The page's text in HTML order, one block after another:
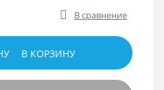
В сравнение
В КОРЗИНУ